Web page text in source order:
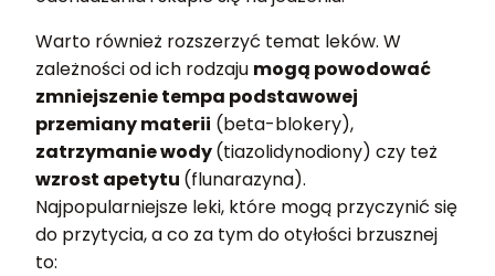
Warto również rozszerzyć temat leków. W
zależności od ich rodzaju mogą powodować
zmniejszenie tempa podstawowej
przemiany materii (beta-blokery),
zatrzymanie wody(tiazolidynodiony) czy też
wzrost apetytu (flunarazyna).
Najpopularniejsze leki, które mogą przyczynić się
do przytycia, a co za tym do otyłości brzusznej
to: